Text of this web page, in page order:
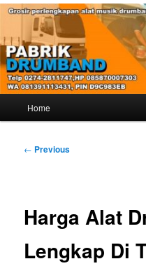
Home
Post
← Previous
Harga Alat
Lengkap Di